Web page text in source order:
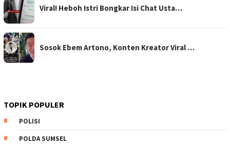
Viral! Heboh Istri Bongkar Isi Chat Usta…
Sosok Ebem Artono, Konten Kreator Viral …
TOPIK POPULER
POLISI
POLDA SUMSEL